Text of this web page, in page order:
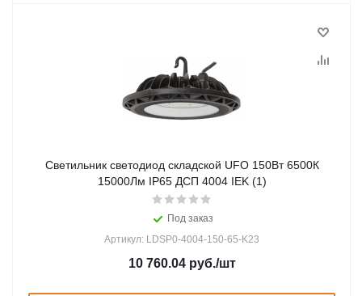
Светильник светодиод складской UFO 150Вт 6500К
15000Лм IP65 ДСП 4004 IEK (1)
Под заказ
Артикул: LDSP0-4004-150-65-K23
10 760.04руб./шт